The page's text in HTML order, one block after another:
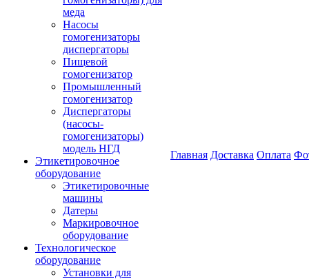
меда
Насосы
гомогенизаторы
диспергаторы
Пищевой
гомогенизатор
Промышленный
гомогенизатор
Диспергаторы
(насосы-
гомогенизаторы)
модель НГД
Этикетировочное
оборудование
Этикетировочные
машины
Датеры
Маркировочное
оборудование
Технологическое
оборудование
Установки для
Главная Доставка Оплата